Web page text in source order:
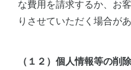
な費用を請求するか、お
りさせていただく場合があ
（１２）個人情報等の削除